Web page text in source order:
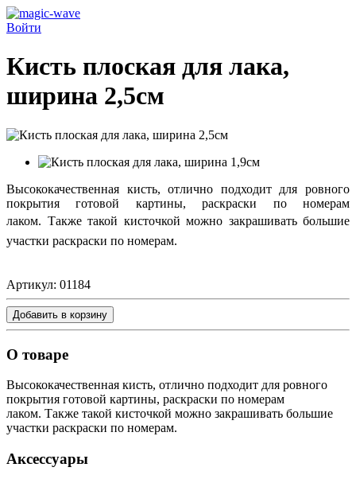
Войти
Кисть плоская для лака,
ширина 2,5см
Высококачественная кисть, отлично подходит для ровного
покрытия готовой картины, раскраски по номерам
лаком. Также такой кисточкой можно закрашивать большие
участки раскраски по номерам.
Артикул: 01184
Добавить в корзину
О товаре
Высококачественная кисть, отлично подходит для ровного
покрытия готовой картины, раскраски по номерам
лаком. Также такой кисточкой можно закрашивать большие
участки раскраски по номерам.
Аксессуары